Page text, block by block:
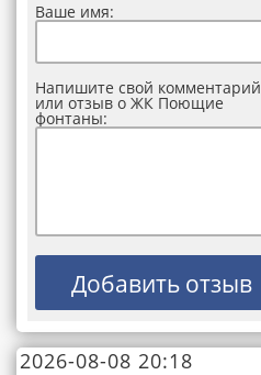
Ваше имя:
Напишите свой комментарий
или отзыв о ЖК Поющие
фонтаны:
2026-08-08 20:18